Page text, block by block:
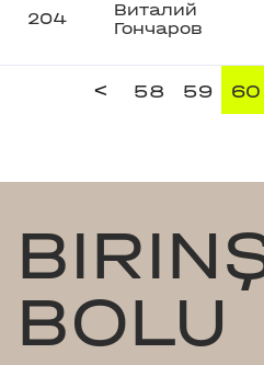
204
Виталий
Гончаров
< 58 59 60
BOLU